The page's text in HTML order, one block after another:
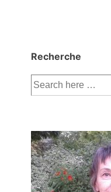
Recherche
Recherche
pour: